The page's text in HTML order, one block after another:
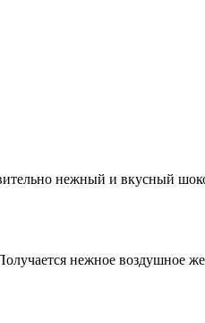
нежный и вкусный
нежное воздушное